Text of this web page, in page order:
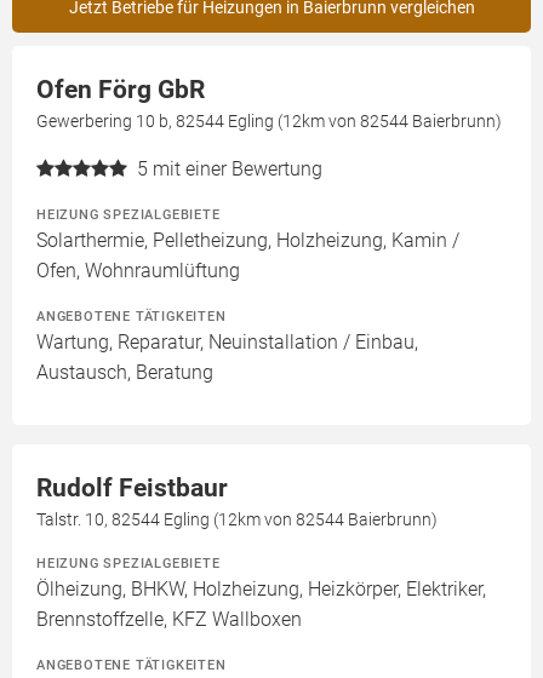
Jetzt Betriebe für Heizungen in Baierbrunn vergleichen
Ofen Förg GbR
Gewerbering 10 b, 82544 Egling (12km von 82544 Baierbrunn)
5 mit einer Bewertung
HEIZUNG SPEZIALGEBIETE
Solarthermie, Pelletheizung, Holzheizung, Kamin /
Ofen, Wohnraumlüftung
ANGEBOTENE TÄTIGKEITEN
Wartung, Reparatur, Neuinstallation / Einbau,
Austausch, Beratung
Rudolf Feistbaur
Talstr. 10, 82544 Egling (12km von 82544 Baierbrunn)
HEIZUNG SPEZIALGEBIETE
Ölheizung, BHKW, Holzheizung, Heizkörper, Elektriker,
Brennstoffzelle, KFZ Wallboxen
ANGEBOTENE TÄTIGKEITEN